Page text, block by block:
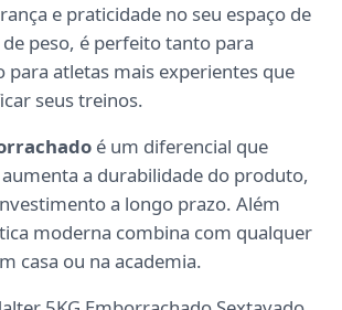
e praticidade no seu espaço de
peso, é perfeito tanto para
para atletas mais experientes que
seus treinos.
é um diferencial que
a durabilidade do produto,
a longo prazo. Além
moderna combina com qualquer
casa ou na academia.